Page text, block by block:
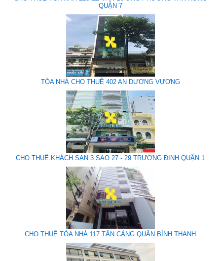
QUẬN 7
TÒA NHÀ CHO THUÊ 402 AN DƯƠNG VƯƠNG
CHO THUÊ KHÁCH SẠN 3 SAO 27 - 29 TRƯƠNG ĐỊNH QUẬN 1
CHO THUÊ TÒA NHÀ 117 TÂN CẢNG QUÂN BÌNH THẠNH